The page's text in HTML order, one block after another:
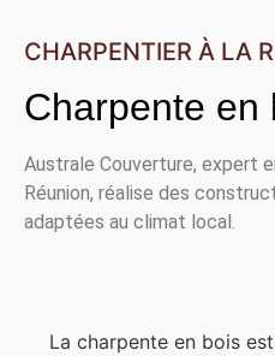
CHARPENTIER À LA
Charpente en
Australe Couverture, expert
Réunion, réalise des
adaptées au climat local.
La charpente en bois